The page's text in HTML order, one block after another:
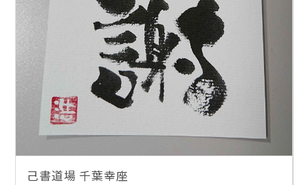
己書道場 千葉幸座